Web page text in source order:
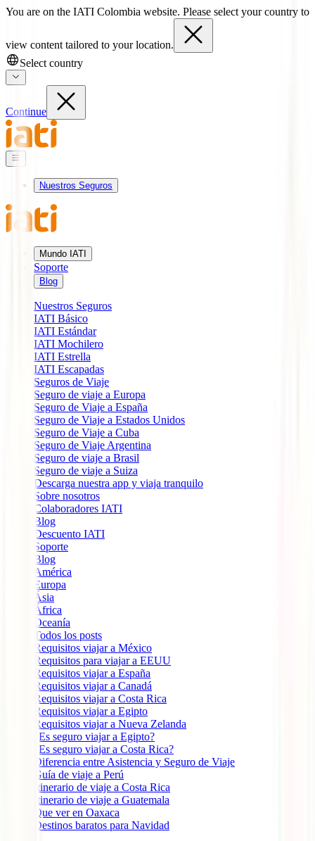
You are on the IATI Colombia website. Please select your country to
view content tailored to your location.
Select country
Continue
Nuestros Seguros
Mundo IATI
Soporte
Blog
Nuestros Seguros
IATI Básico
IATI Estándar
IATI Mochilero
IATI Estrella
IATI Escapadas
Seguros de Viaje
Seguro de viaje a Europa
Seguro de Viaje a España
Seguro de Viaje a Estados Unidos
Seguro de Viaje a Cuba
Seguro de Viaje Argentina
Seguro de viaje a Brasil
Seguro de viaje a Suiza
Descarga nuestra app y viaja tranquilo
Sobre nosotros
Colaboradores IATI
Blog
Descuento IATI
Soporte
Blog
América
Europa
Ásia
África
Oceanía
Todos los posts
Requisitos viajar a México
Requisitos para viajar a EEUU
Requisitos viajar a España
Requisitos viajar a Canadá
Requisitos viajar a Costa Rica
Requisitos viajar a Egipto
Requisitos viajar a Nueva Zelanda
¿Es seguro viajar a Egipto?
¿Es seguro viajar a Costa Rica?
Diferencia entre Asistencia y Seguro de Viaje
Guía de viaje a Perú
Itinerario de viaje a Costa Rica
Itinerario de viaje a Guatemala
Que ver en Oaxaca
Destinos baratos para Navidad